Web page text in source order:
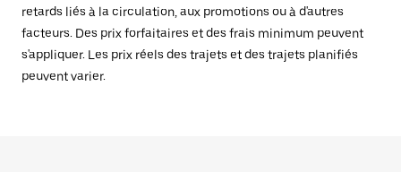
retards liés à la circulation, aux promotions ou à d'autres
facteurs. Des prix forfaitaires et des frais minimum peuvent
s'appliquer. Les prix réels des trajets et des trajets planifiés
peuvent varier.